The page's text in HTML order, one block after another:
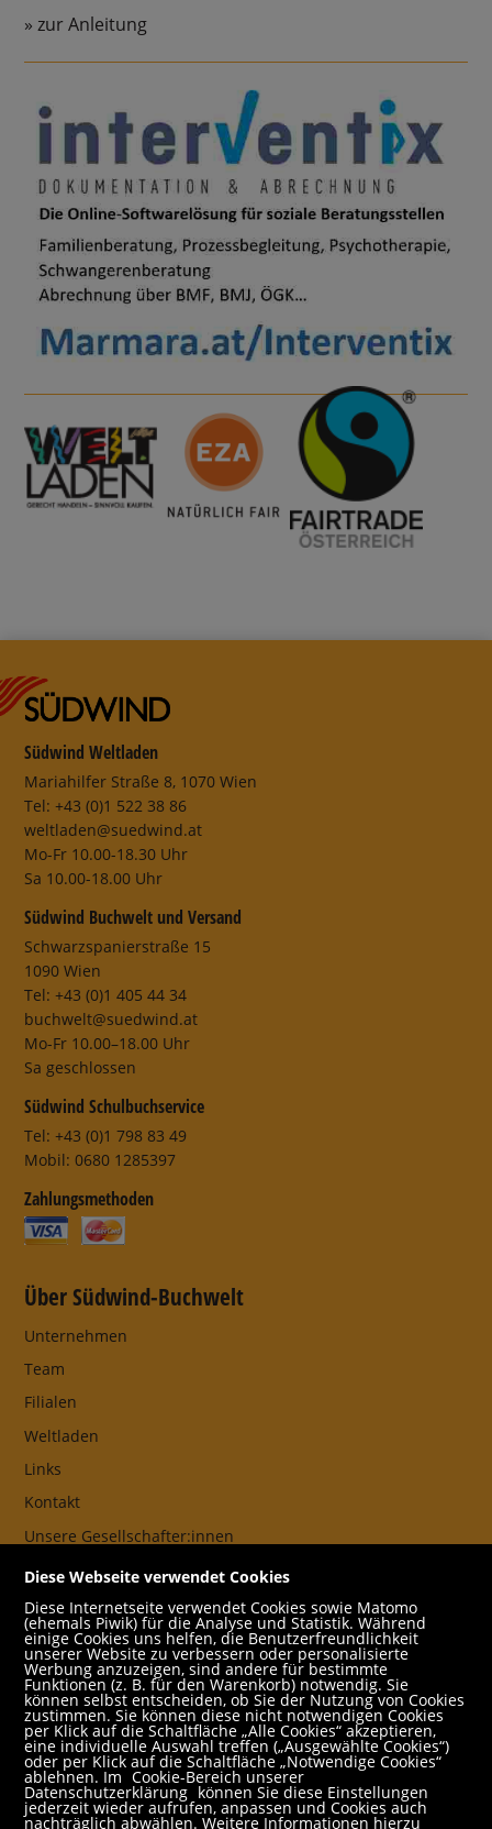
zur Anleitung
Südwind Weltladen
Mariahilfer Straße 8, 1070 Wien
Tel: +43 (0)1 522 38 86
weltladen@suedwind.at
Mo-Fr 10.00-18.30 Uhr
Sa 10.00-18.00 Uhr
Südwind Buchwelt und Versand
Schwarzspanierstraße 15
1090 Wien
Tel: +43 (0)1 405 44 34
buchwelt@suedwind.at
Mo-Fr 10.00–18.00 Uhr
Sa geschlossen
Südwind Schulbuchservice
Tel: +43 (0)1 798 83 49
Mobil: 0680 1285397
Zahlungsmethoden
Über Südwind-Buchwelt
Unternehmen
Team
Filialen
Weltladen
Links
Kontakt
Unsere Gesellschafter:innen
AGB
Impressum
Datenschutz- und Cookieerklärung
Freund:innen
Service
Jobs
Newsletter abonnieren
Schulbuchservice
Diese Webseite verwendet Cookies
Diese Internetseite verwendet Cookies sowie Matomo
(ehemals Piwik) für die Analyse und Statistik. Während
einige Cookies uns helfen, die Benutzerfreundlichkeit
unserer Website zu verbessern oder personalisierte
Werbung anzuzeigen, sind andere für bestimmte
Funktionen (z. B. für den Warenkorb) notwendig. Sie
können selbst entscheiden, ob Sie der Nutzung von Cookies
zustimmen. Sie können diese nicht notwendigen Cookies
per Klick auf die Schaltfläche „Alle Cookies“ akzeptieren,
eine individuelle Auswahl treffen („Ausgewählte Cookies“)
oder per Klick auf die Schaltfläche „Notwendige Cookies“
ablehnen. Im Cookie-Bereich unserer
Datenschutzerklärung können Sie diese Einstellungen
jederzeit wieder aufrufen, anpassen und Cookies auch
nachträglich abwählen. Weitere Informationen hierzu